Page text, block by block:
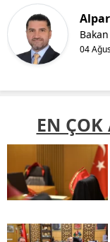
04
Bakan
EN